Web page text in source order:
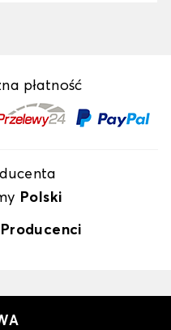
płatność
Polski
Producenci